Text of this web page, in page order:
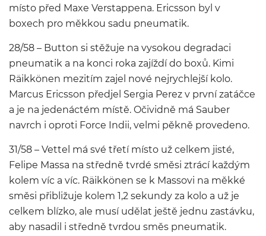
místo před Maxe Verstappena. Ericsson byl v
boxech pro měkkou sadu pneumatik.
28/58 – Button si stěžuje na vysokou degradaci
pneumatik a na konci roka zajíždí do boxů. Kimi
Räikkönen mezitím zajel nové nejrychlejší kolo.
Marcus Ericsson předjel Sergia Perez v první zatáčce
a je na jedenáctém místě. Očividně má Sauber
navrch i oproti Force Indii, velmi pěkně provedeno.
31/58 – Vettel má své třetí místo už celkem jisté,
Felipe Massa na středně tvrdé směsi ztrácí každým
kolem víc a víc. Räikkönen se k Massovi na měkké
směsi přibližuje kolem 1,2 sekundy za kolo a už je
celkem blízko, ale musí udělat ještě jednu zastávku,
aby nasadil i středně tvrdou směs pneumatik.